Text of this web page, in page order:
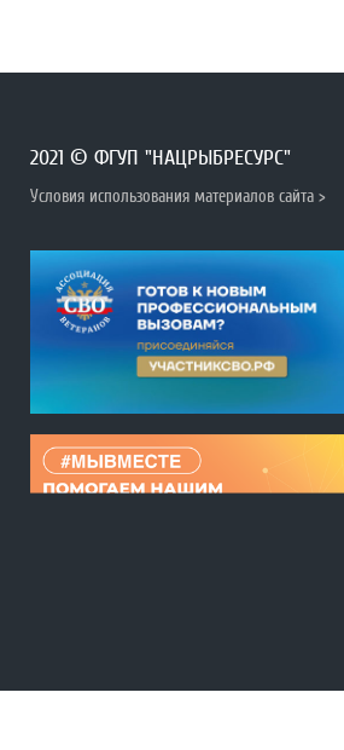
2021 © ФГУП "НАЦРЫБРЕСУРС"
Условия использования материалов сайта >